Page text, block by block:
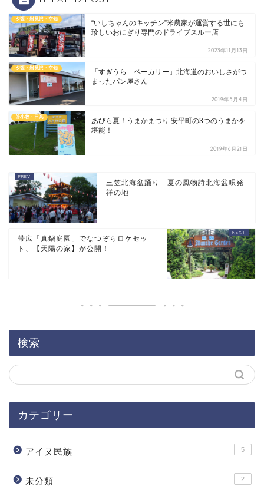
夕張・岩見沢・空知
“いしちゃんのキッチン”米農家が運営する世にも
珍しいおにぎり専門のドライブスルー店
2023年11月13日
夕張・岩見沢・空知
「すぎうら―ベーカリー」北海道のおいしさがつ
まったパン屋さん
2019年5月4日
苫小牧・日高
あびら夏！うまかまつり 安平町の3つのうまかを
堪能！
2019年6月21日
三笠北海盆踊り 夏の風物詩北海盆唄発
祥の地
帯広「真鍋庭園」でなつぞらロケセッ
ト、【天陽の家】が公開！
検索
カテゴリー
アイヌ民族 5
未分類 2